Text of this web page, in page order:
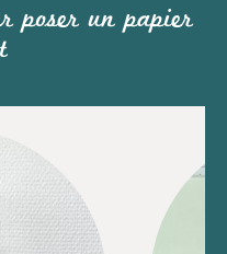
poser un papier